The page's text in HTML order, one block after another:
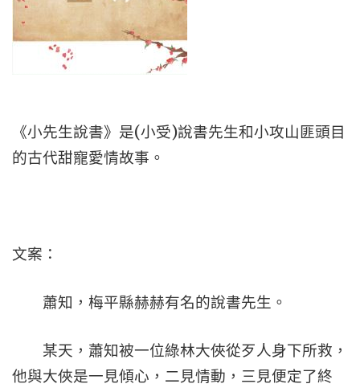
《小先生說書》是(小受)說書先生和小攻山匪頭目
的古代甜寵愛情故事。
文案：
蕭知，梅平縣赫赫有名的說書先生。
某天，蕭知被一位綠林大俠從歹人身下所救，
他與大俠是一見傾心，二見情動，三見便定了終